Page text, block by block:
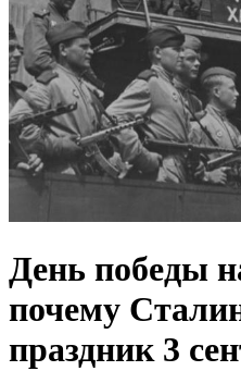
День победы
почему
праздник 3